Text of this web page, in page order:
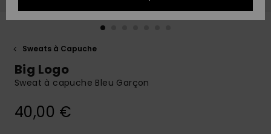
conversation
obtenir la
à votre
Sweats à Capuche
Big Logo
Sweat à capuche Bleu Garçon
40,00 €